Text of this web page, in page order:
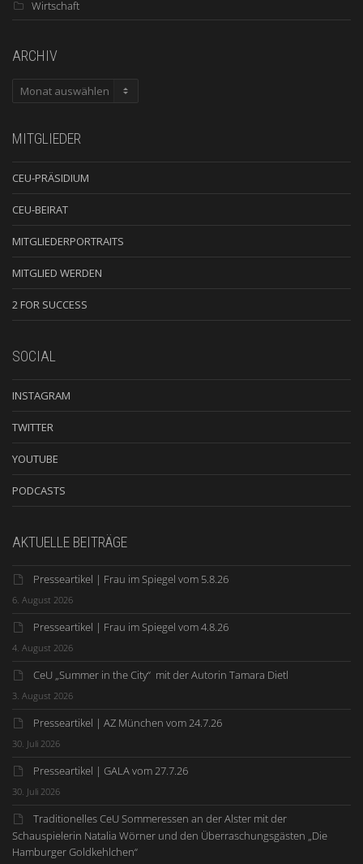
Wirtschaft
ARCHIV
ARCHIV
MITGLIEDER
CEU-PRÄSIDIUM
CEU-BEIRAT
MITGLIEDERPORTRAITS
MITGLIED WERDEN
2 FOR SUCCESS
SOCIAL
INSTAGRAM
TWITTER
YOUTUBE
PODCASTS
AKTUELLE BEITRÄGE
Presseartikel | Frau im Spiegel vom 5.8.26
6. August 2026
Presseartikel | Frau im Spiegel vom 4.8.26
4. August 2026
CeU „Summer in the City“ mit der Autorin Tamara Dietl
3. August 2026
Presseartikel | AZ München vom 24.7.26
30. Juli 2026
Presseartikel | GALA vom 27.7.26
30. Juli 2026
Traditionelles CeU Sommeressen an der Alster mit der
Schauspielerin Natalia Wörner und den Überraschungsgästen „Die
Hamburger Goldkehlchen“